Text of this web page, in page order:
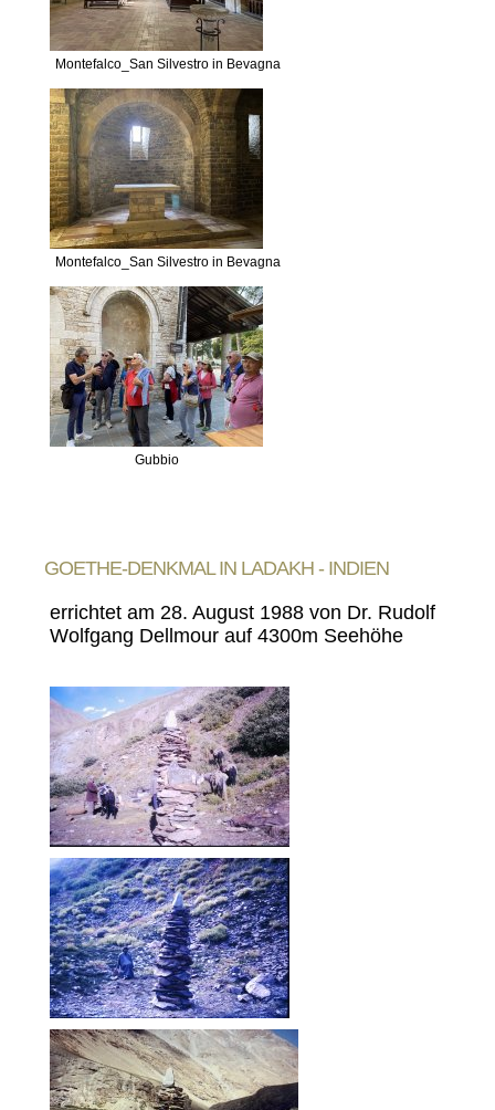
Montefalco_San Silvestro in Bevagna
Montefalco_San Silvestro in Bevagna
Gubbio
GOETHE-DENKMAL IN LADAKH - INDIEN
errichtet am 28. August 1988 von Dr. Rudolf
Wolfgang Dellmour auf 4300m Seehöhe